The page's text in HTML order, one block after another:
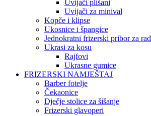
Uvijači plišani
Uvijači za minival
Kopče i klipse
Ukosnice i špangice
Jednokratni frizerski pribor za rad
Ukrasi za kosu
Rajfovi
Ukrasne gumice
FRIZERSKI NAMJEŠTAJ
Barber fotelje
Čekaonice
Dječje stolice za šišanje
Frizerski glavoperi